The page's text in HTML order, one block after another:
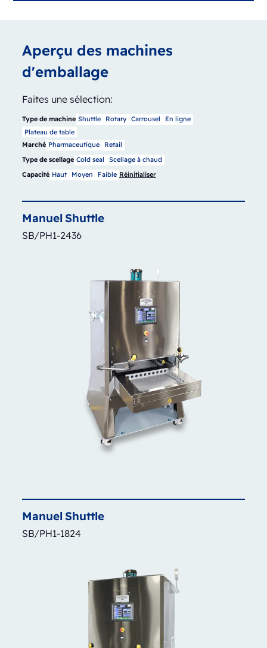
Aperçu des machines
d'emballage
Faites une sélection:
Type de machine Shuttle Rotary Carrousel
En ligne
Plateau de table
Marché Pharmaceutique
Retail
Type de scellage Cold seal
Scellage à chaud
Capacité Haut Moyen Faible Réinitialiser
Manuel Shuttle
SB/PH1-2436
Manuel Shuttle
SB/PH1-1824